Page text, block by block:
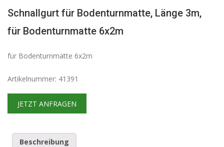
Schnallgurt für Bodenturnmatte, Länge 3m,
für Bodenturnmatte 6x2m
für Bodenturnmatte 6x2m
Artikelnummer: 41391
JETZT ANFRAGEN
Beschreibung